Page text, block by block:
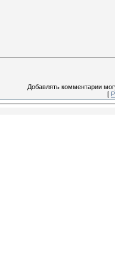
Добавлять комментарии
[